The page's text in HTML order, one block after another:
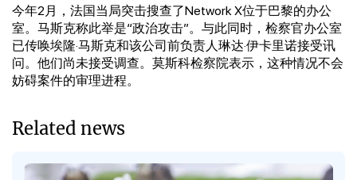
今年2月，法国当局突击搜查了Network X位于巴黎的办公
室。马斯克称此举是“政治攻击”。与此同时，检察官办公室
已传唤埃隆·马斯克和该公司前负责人琳达·伊卡里诺接受讯
问。他们尚未接受调查。莫斯科检察院表示，这种情况不会
妨碍案件的审理进程。
Related news